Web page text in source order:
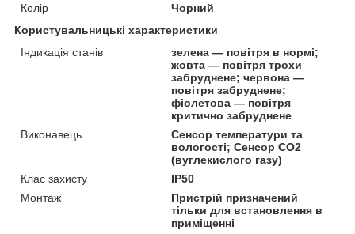
Колір
Чорний
Користувальницькі характеристики
Індикація станів
зелена — повітря в нормі;
жовта — повітря трохи
забруднене; червона —
повітря забруднене;
фіолетова — повітря
критично забруднене
Виконавець
Сенсор температури та
вологості; Сенсор CO2
(вуглекислого газу)
Клас захисту
IP50
Монтаж
Пристрій призначений
тільки для встановлення в
приміщенні